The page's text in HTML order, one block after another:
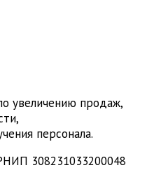
увеличению продаж,
персонала.
308231033200048